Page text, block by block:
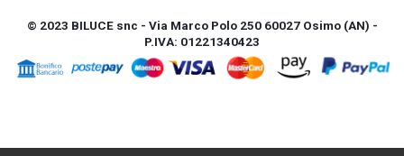
© 2023 BILUCE snc - Via Marco Polo 250 60027 Osimo (AN) -
P.IVA: 01221340423